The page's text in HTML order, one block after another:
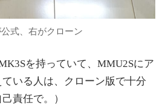
式、右がクローン
を持っていて、MMU2Sにア
いる人は、クローン版で十分
責任で。）